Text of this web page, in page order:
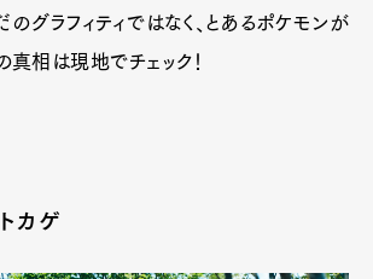
グラフィティではなく、とあるポケモンが
真相は現地でチェック！
カゲ